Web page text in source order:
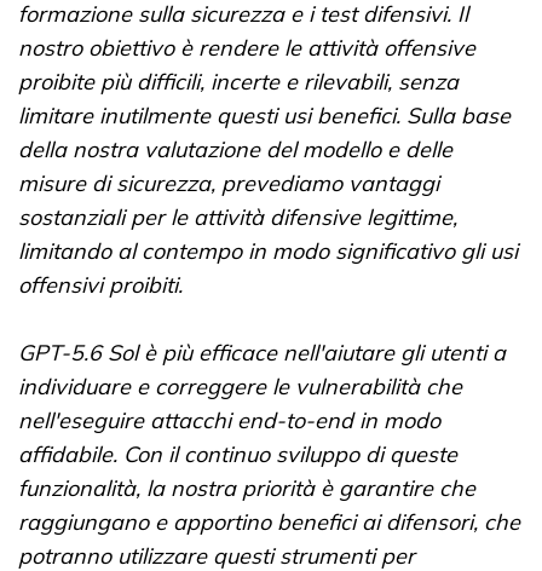
formazione sulla sicurezza e i test difensivi. Il
nostro obiettivo è rendere le attività offensive
proibite più difficili, incerte e rilevabili, senza
limitare inutilmente questi usi benefici. Sulla base
della nostra valutazione del modello e delle
misure di sicurezza, prevediamo vantaggi
sostanziali per le attività difensive legittime,
limitando al contempo in modo significativo gli usi
offensivi proibiti.
GPT-5.6 Sol è più efficace nell'aiutare gli utenti a
individuare e correggere le vulnerabilità che
nell'eseguire attacchi end-to-end in modo
affidabile. Con il continuo sviluppo di queste
funzionalità, la nostra priorità è garantire che
raggiungano e apportino benefici ai difensori, che
potranno utilizzare questi strumenti per